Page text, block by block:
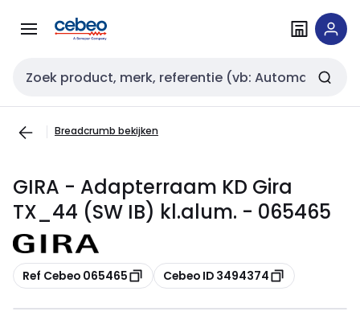
naar
naar
Zoekveld invoer
Breadcrumb bekijken
GIRA - Adapterraam KD Gira
TX_44 (SW IB) kl.alum. - 065465
Kopiëren
Ref Cebeo 065465 Kopiëren
Cebeo ID 3494374